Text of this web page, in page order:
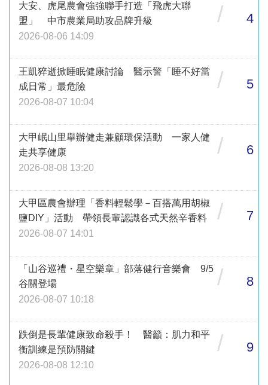
大安、虎尾農會強強聯手打造「飛虎大聯
盟」 中市農業局助攻品牌升級
2026-08-06 14:09
/ 4
王凱猝逝掀睡眠健康討論 醫示警「睡不好當
成日常」最危險
2026-08-07 10:04
/ 5
大甲岷山里舉辦健走兼顧環保活動 一家人健
走共享健康
2026-08-08 13:20
/ 6
大甲區農會辦理「香料輕鬆學－百搭萬用胡椒
鹽DIY」活動 帶領長輩認識各式天然辛香料
2026-08-07 14:01
/ 7
「山谷巡禮・星空樂章」部落健行音樂會 9/5
谷關登場
2026-08-07 10:18
/ 8
跌倒是長輩健康致命殺手！ 醫籲：肌力和平
衡訓練是預防關鍵
2026-08-08 12:10
/ 9